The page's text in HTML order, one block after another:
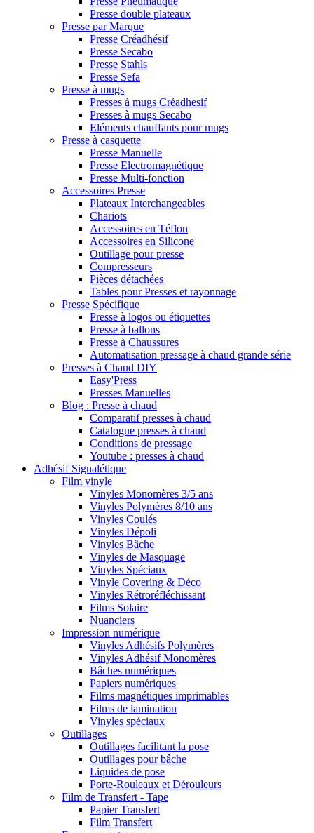
Presse double plateaux
Presse par Marque
Presse Créadhésif
Presse Secabo
Presse Stahls
Presse Sefa
Presse à mugs
Presses à mugs Créadhesif
Presses à mugs Secabo
Eléments chauffants pour mugs
Presse à casquette
Presse Manuelle
Presse Electromagnétique
Presse Multi-fonction
Accessoires Presse
Plateaux Interchangeables
Chariots
Accessoires en Téflon
Accessoires en Silicone
Outillage pour presse
Compresseurs
Pièces détachées
Tables pour Presses et rayonnage
Presse Spécifique
Presse à logos ou étiquettes
Presse à ballons
Presse à Chaussures
Automatisation pressage à chaud grande série
Presses à Chaud DIY
Easy'Press
Presses Manuelles
Blog : Presse à chaud
Comparatif presses à chaud
Catalogue presses à chaud
Conditions de pressage
Youtube : presses à chaud
Adhésif Signalétique
Film vinyle
Vinyles Monomères 3/5 ans
Vinyles Polymères 8/10 ans
Vinyles Coulés
Vinyles Dépoli
Vinyles Bâche
Vinyles de Masquage
Vinyles Spéciaux
Vinyle Covering & Déco
Vinyles Rétroréfléchissant
Films Solaire
Nuanciers
Impression numérique
Vinyles Adhésifs Polymères
Vinyles Adhésif Monomères
Bâches numériques
Papiers numériques
Films magnétiques imprimables
Films de lamination
Vinyles spéciaux
Outillages
Outillages facilitant la pose
Outillages pour bâche
Liquides de pose
Porte-Rouleaux et Dérouleurs
Film de Transfert - Tape
Papier Transfert
Film Transfert